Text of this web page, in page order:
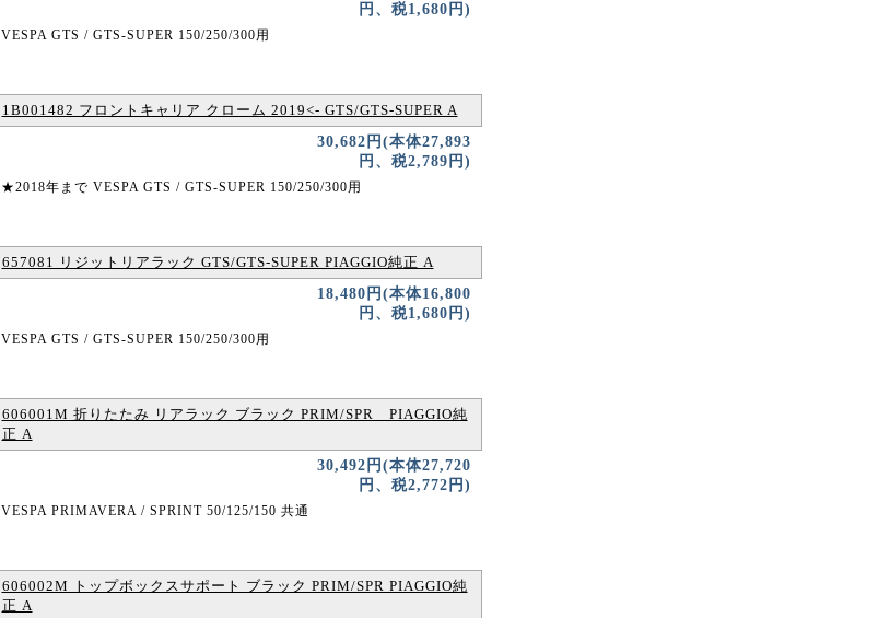
円、税1,680円)
VESPA GTS / GTS-SUPER 150/250/300用
1B001482 フロントキャリア クローム 2019<- GTS/GTS-SUPER A
30,682円(本体27,893
円、税2,789円)
★2018年まで VESPA GTS / GTS-SUPER 150/250/300用
657081 リジットリアラック GTS/GTS-SUPER PIAGGIO純正 A
18,480円(本体16,800
円、税1,680円)
VESPA GTS / GTS-SUPER 150/250/300用
606001M 折りたたみ リアラック ブラック PRIM/SPR PIAGGIO純
正 A
30,492円(本体27,720
円、税2,772円)
VESPA PRIMAVERA / SPRINT 50/125/150 共通
606002M トップボックスサポート ブラック PRIM/SPR PIAGGIO純
正 A